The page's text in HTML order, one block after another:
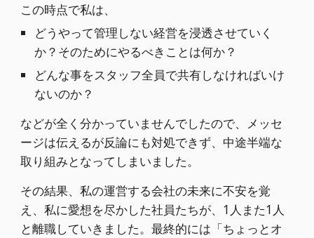
この時点で私は、
どうやって管理しない経営を浸透させていく
か？そのためにやるべきことは何か？
どんな事をスタッフ全員で共有しなければいけ
ないのか？
などが全く分かっていませんでしたので、メッセ
ージは伝えるが反論にも対処できず、中途半端な
取り組みとなってしまいました。
その結果、私の運営する会社の未来に不安を覚
え、私に愛想を尽かした社員たちが、1人また1人
と離職していきました。最終的には「ちょっとオ